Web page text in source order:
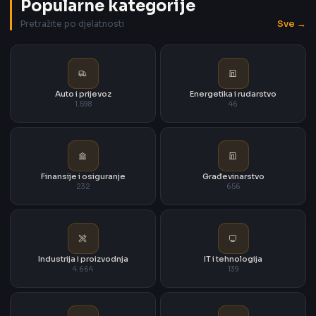
Popularne kategorije
Pretražite po djelatnosti Sve →
Auto i prijevoz
1.598
Energetika i rudarstvo
46
Finansije i osiguranje
232
Građevinarstvo
656
Industrija i proizvodnja
4.664
IT i tehnologija
139